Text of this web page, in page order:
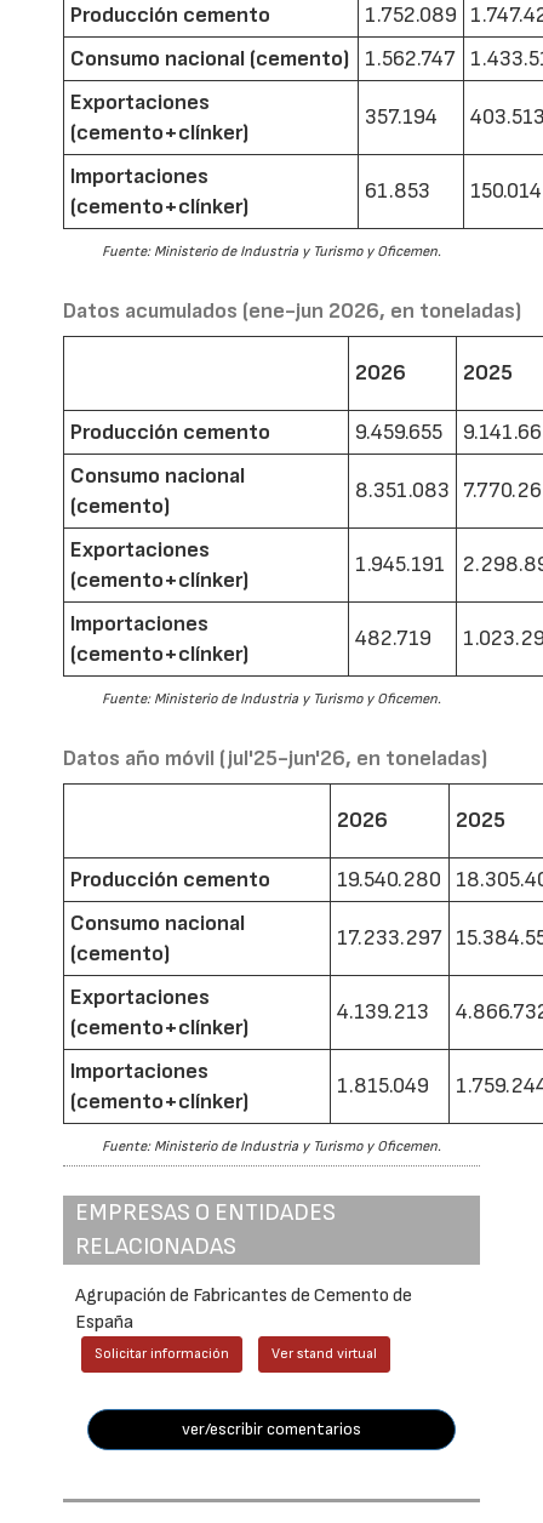
Producción cemento 1.752.089
Consumo nacional (cemento)
1.562.747
Exportaciones
(cemento+clínker)
357.194
Importaciones
(cemento+clínker)
61.853 150.014
Fuente: Ministerio de Industria y Turismo y Oficemen.
Datos acumulados (ene-jun 2026, en toneladas)
2026 2025
Producción cemento 9.459.655
Consumo nacional
(cemento)
8.351.083
Exportaciones
(cemento+clínker)
1.945.191
Importaciones
(cemento+clínker)
482.719
Fuente: Ministerio de Industria y Turismo y Oficemen.
Datos año móvil (jul'25-jun'26, en toneladas)
2026 2025
Producción cemento 19.540.280
Consumo nacional
(cemento)
17.233.297
Exportaciones
(cemento+clínker)
4.139.213
Importaciones
(cemento+clínker)
1.815.049
Fuente: Ministerio de Industria y Turismo y Oficemen.
EMPRESAS O ENTIDADES
RELACIONADAS
Agrupación de Fabricantes de Cemento de
España
Solicitar información Ver stand virtual
ver/escribir comentarios